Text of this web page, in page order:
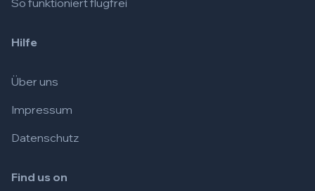
So funktioniert flugfrei
Hilfe
Über uns
Impressum
Datenschutz
Find us on